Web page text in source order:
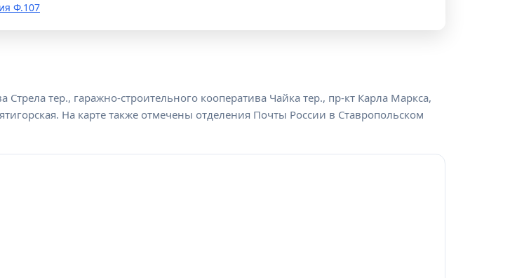
Ф.107
тер., гаражно-строительного кооператива Чайка тер., пр-кт Карла Маркса,
На карте также отмечены отделения Почты России в Ставропольском